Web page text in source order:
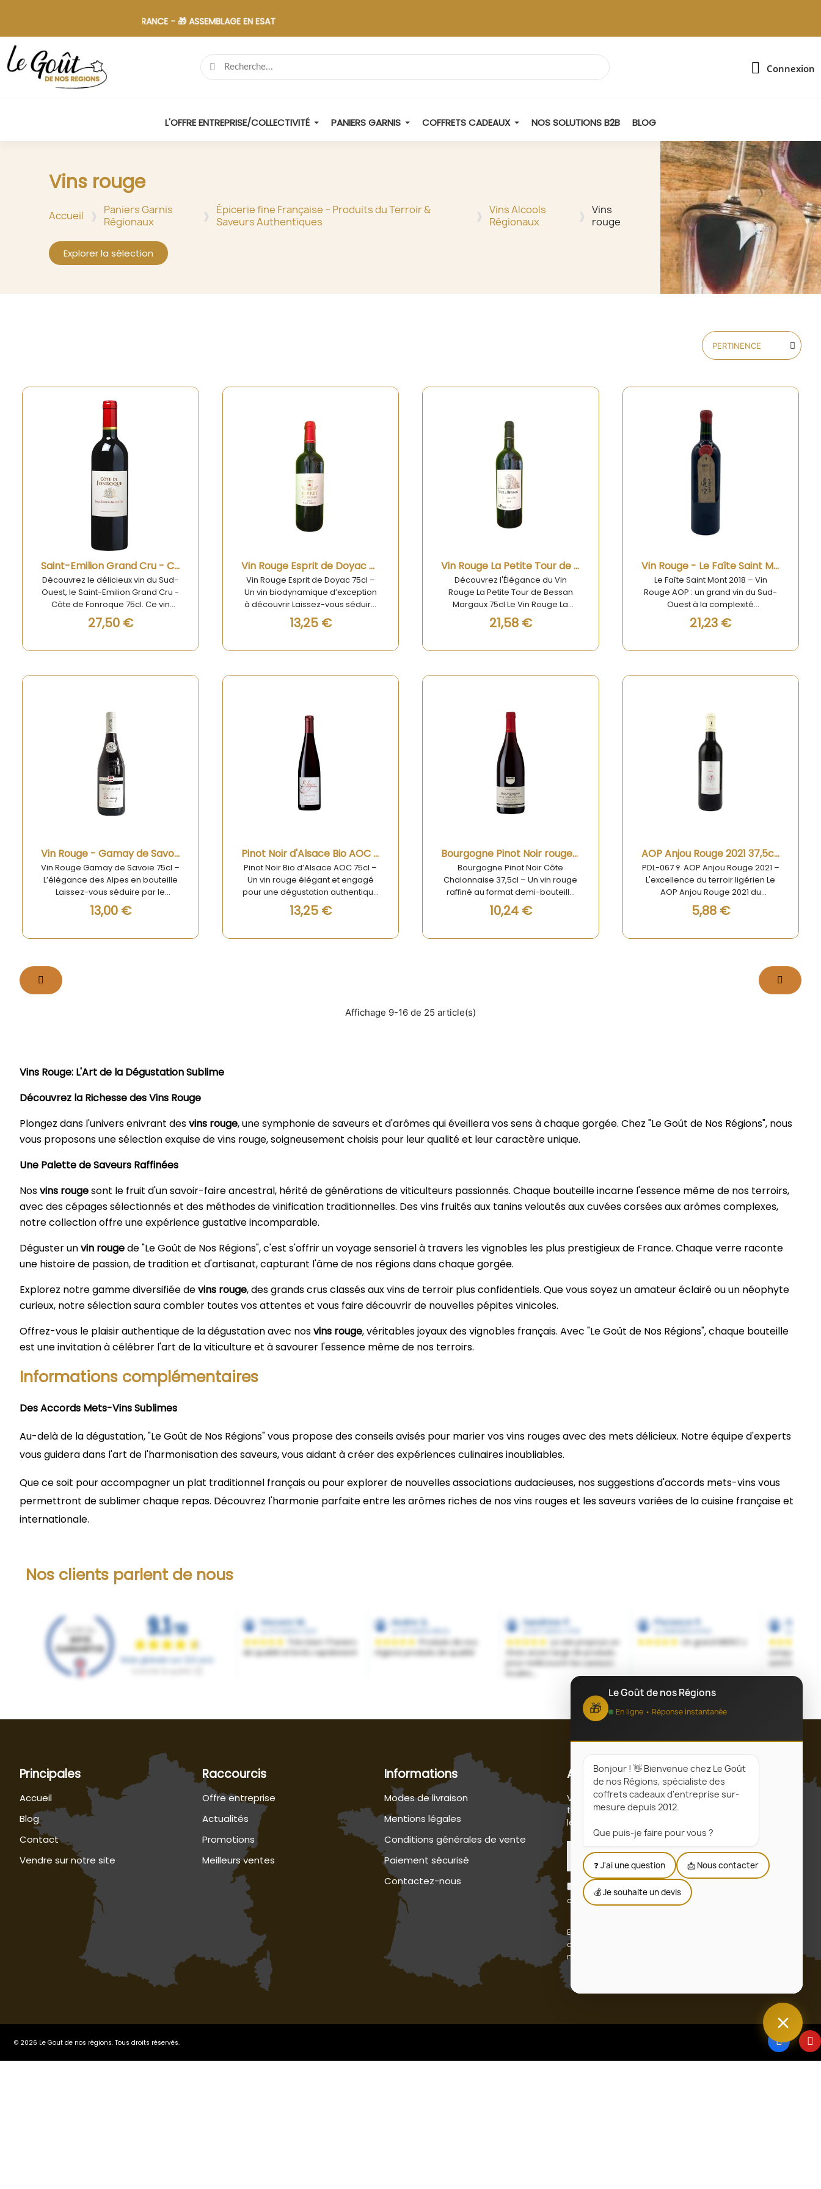
EN 48H - 🚚 LIVRAISON FRANCE - 🎁 ASSEMBLAGE EN ESAT
Connexion
L'OFFRE ENTREPRISE/COLLECTIVITÉ PANIERS GARNIS COFFRETS CADEAUX NOS SOLUTIONS B2B BLOG
Vins rouge
Accueil
Paniers Garnis
Régionaux
Épicerie fine Française – Produits du Terroir &
Saveurs Authentiques
Vins Alcools
Régionaux
Vins
rouge
Explorer la sélection
Aperçu rapide Saint-Emilion Grand Cru - Côte de Fonroque 75cl
Découvrez le délicieux vin du Sud-
Ouest, le Saint-Emilion Grand Cru -
Côte de Fonroque 75cl. Ce vin
d'exception est un véritable trésor
pour les amateurs de vins fins et
complexe, le Saint-Emilion Grand
parfait pour séduire les palais les
incite à savourer chaque goutte.
Parfait pour accompagner vos
repas les plus sophistiqués ou
pour être dégusté seul, le Saint-
Emilion Grand Cru - Côte de
Fonroque 75cl promet de ravir vos
sens et de laisser une impression
durable.
27,50 €
Aperçu rapide Vin Rouge Esprit de Doyac 75cl
Vin Rouge Esprit de Doyac 75cl –
Un vin biodynamique d’exception
à découvrir Laissez-vous séduire
par le Vin Rouge Esprit de Doyac
75cl, un vin unique issu d’un
cœur de la Nouvelle-Aquitaine. Ce
distingue par son équilibre
Idéal pour accompagner vos
repas du quotidien comme vos
instants plus précieux, il reflète la
finesse et la complexité des
meilleurs terroirs bordelais.
13,25 €
Aperçu rapide Vin Rouge La Petite Tour de Bessan Margaux 75cl
Découvrez l'Élégance du Vin
Rouge La Petite Tour de Bessan
Margaux 75cl Le Vin Rouge La
Petite Tour de Bessan Margaux
75cl est une véritable expression
Nouvelle-Aquitaine. Ce vin
des régions viticoles les plus
remarquable et son goût raffiné.
Avec sa robe rubis profonde et
ses arômes envoûtants de fruits
rouges mûrs, ce vin est un choix
idéal pour sublimer vos repas les
plus élaborés.
21,58 €
Aperçu rapide Vin Rouge - Le Faîte Saint Mont 2018
Le Faîte Saint Mont 2018 – Vin
Rouge AOP : un grand vin du Sud-
Ouest à la complexité
remarquable Découvrez
l'élégance d'un vin emblématique
phare de l’Appellation Saint Mont.
parcelles du terroir gersois, ce vin
vignoble d’exception. Sa robe
profonde aux reflets violines, son
nez intense de fruits noirs,
d’&lt;strong’épices douces et de
réglisse, en font un incontournable
pour les amateurs de vins fins.
21,23 €
Aperçu rapide Vin Rouge - Gamay de Savoie 75cl
Vin Rouge Gamay de Savoie 75cl –
L’élégance des Alpes en bouteille
Laissez-vous séduire par le
charme du Vin Rouge Gamay de
Savoie 75cl, un vin authentique,
de la région alpine. Issu du
coteaux savoyards, ce vin révèle
tout le caractère du terroir : des
sols argilo-calcaires et un climat
13,00 €
Aperçu rapide Pinot Noir d'Alsace Bio AOC 75cl
Pinot Noir Bio d’Alsace AOC 75cl –
Un vin rouge élégant et engagé
pour une dégustation authentique
Laissez-vous séduire par la
finesse et le caractère du Pinot
rouge issu de l’agriculture
13,25 €
Aperçu rapide Bourgogne Pinot Noir rouge "Côte Chalonnaise" 37,5 cl
Bourgogne Pinot Noir Côte
Chalonnaise 37,5cl – Un vin rouge
raffiné au format demi-bouteille
Appréciez toute la finesse des
terroirs bourguignons avec ce
Chalonnaise 37,5cl, un vin rouge
Gengoux-le-National, ce vin
10,24 €
Aperçu rapide AOP Anjou Rouge 2021 37,5cl - Domaine Gagnebert
PDL-067🍷 AOP Anjou Rouge 2021 –
L'excellence du terroir ligérien Le
AOP Anjou Rouge 2021 du
Domaine Gagnebert est une
invitation à la découverte des
Loire. Issu d’un savoir-faire
tradition et modernité pour offrir
une dégustation équilibrée et
raffinée. Son caractère unique
5,88 €
Affichage 9-16 de 25 article(s)
Vins Rouge: L'Art de la Dégustation Sublime
Découvrez la Richesse des Vins Rouge
Plongez dans l'univers enivrant desvins rouge, une symphonie de saveurs et d'arômes qui éveillera vos sens à chaque gorgée. Chez "Le Goût de Nos Régions", nous
vous proposons une sélection exquise de vins rouge, soigneusement choisis pour leur qualité et leur caractère unique.
Une Palette de Saveurs Raffinées
Nosvins rougesont le fruit d'un savoir-faire ancestral, hérité de générations de viticulteurs passionnés. Chaque bouteille incarne l'essence même de nos terroirs,
avec des cépages sélectionnés et des méthodes de vinification traditionnelles. Des vins fruités aux tanins veloutés aux cuvées corsées aux arômes complexes,
notre collection offre une expérience gustative incomparable.
Déguster unvin rougede "Le Goût de Nos Régions", c'est s'offrir un voyage sensoriel à travers les vignobles les plus prestigieux de France. Chaque verre raconte
une histoire de passion, de tradition et d'artisanat, capturant l'âme de nos régions dans chaque gorgée.
Explorez notre gamme diversifiée devins rouge, des grands crus classés aux vins de terroir plus confidentiels. Que vous soyez un amateur éclairé ou un néophyte
curieux, notre sélection saura combler toutes vos attentes et vous faire découvrir de nouvelles pépites vinicoles.
Offrez-vous le plaisir authentique de la dégustation avec nosvins rouge, véritables joyaux des vignobles français. Avec "Le Goût de Nos Régions", chaque bouteille
est une invitation à célébrer l'art de la viticulture et à savourer l'essence même de nos terroirs.
Informations complémentaires
Des Accords Mets-Vins Sublimes
Au-delà de la dégustation, "Le Goût de Nos Régions" vous propose des conseils avisés pour marier vos vins rouges avec des mets délicieux. Notre équipe d'experts
vous guidera dans l'art de l'harmonisation des saveurs, vous aidant à créer des expériences culinaires inoubliables.
Que ce soit pour accompagner un plat traditionnel français ou pour explorer de nouvelles associations audacieuses, nos suggestions d'accords mets-vins vous
permettront de sublimer chaque repas. Découvrez l'harmonie parfaite entre les arômes riches de nos vins rouges et les saveurs variées de la cuisine française et
internationale.
Nos clients parlent de nous
Principales
Accueil
Blog
Contact
Vendre sur notre site
Raccourcis
Offre entreprise
Actualités
Promotions
Meilleurs ventes
Informations
Modes de livraison
Mentions légales
Conditions générales de vente
Paiement sécurisé
Contactez-nous
Abonnez-vous
Vous pouvez vous désinscrire à tout moment. Vous
trouverez pour cela nos informations de contact dans
les conditions d'utilisation du site.
S’abonner
J'accepte les conditions générales et la politique de
confidentialité
En vous abonnant, vous acceptez notre politique de
confidentialité et consentez à recevoir des mises à jour de
notre entreprise.
🎁
Le Goût de nos Régions
En ligne • Réponse instantanée
Bonjour ! 👋 Bienvenue chez Le Goût
de nos Régions, spécialiste des
coffrets cadeaux d'entreprise sur-
mesure depuis 2012.
Que puis-je faire pour vous ?
❓ J'ai une question 📩 Nous contacter
💰 Je souhaite un devis
© 2026 Le Gout de nos régions. Tous droits réservés.